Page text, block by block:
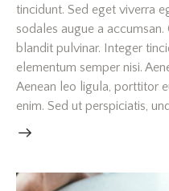
tincidunt. Sed eget viverra
sodales augue a
blandit pulvinar. Integer
elementum semper nisi.
Aenean leo ligula, porttitor
enim. Sed ut perspiciatis,